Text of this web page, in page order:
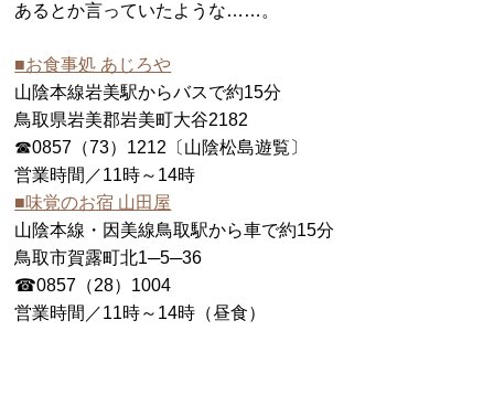
あるとか言っていたような……。
■お食事処 あじろや
山陰本線岩美駅からバスで約15分
鳥取県岩美郡岩美町大谷2182
☎0857（73）1212〔山陰松島遊覧〕
営業時間／11時～14時
■味覚のお宿 山田屋
山陰本線・因美線鳥取駅から車で約15分
鳥取市賀露町北1─5─36
☎0857（28）1004
営業時間／11時～14時（昼食）